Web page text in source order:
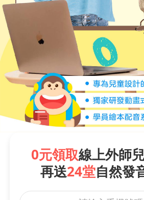
0元領取線上外師
再送24堂自然發